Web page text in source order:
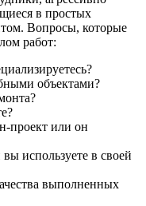
в простых
Вопросы, которые
работ:
объектами?
проект или он
используете в своей
выполненных